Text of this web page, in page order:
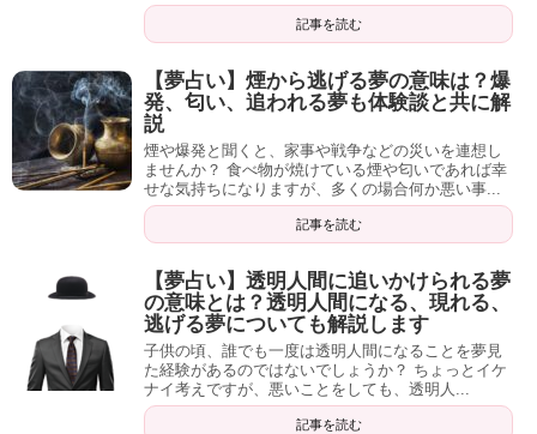
記事を読む
【夢占い】煙から逃げる夢の意味は？爆
発、匂い、追われる夢も体験談と共に解
説
煙や爆発と聞くと、家事や戦争などの災いを連想し
ませんか？ 食べ物が焼けている煙や匂いであれば幸
せな気持ちになりますが、多くの場合何か悪い事...
記事を読む
【夢占い】透明人間に追いかけられる夢
の意味とは？透明人間になる、現れる、
逃げる夢についても解説します
子供の頃、誰でも一度は透明人間になることを夢見
た経験があるのではないでしょうか？ ちょっとイケ
ナイ考えですが、悪いことをしても、透明人...
記事を読む